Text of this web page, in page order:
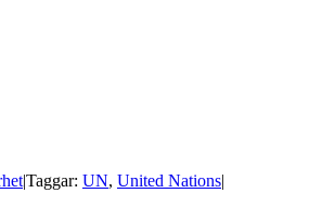
|Taggar: UN, United Nations|